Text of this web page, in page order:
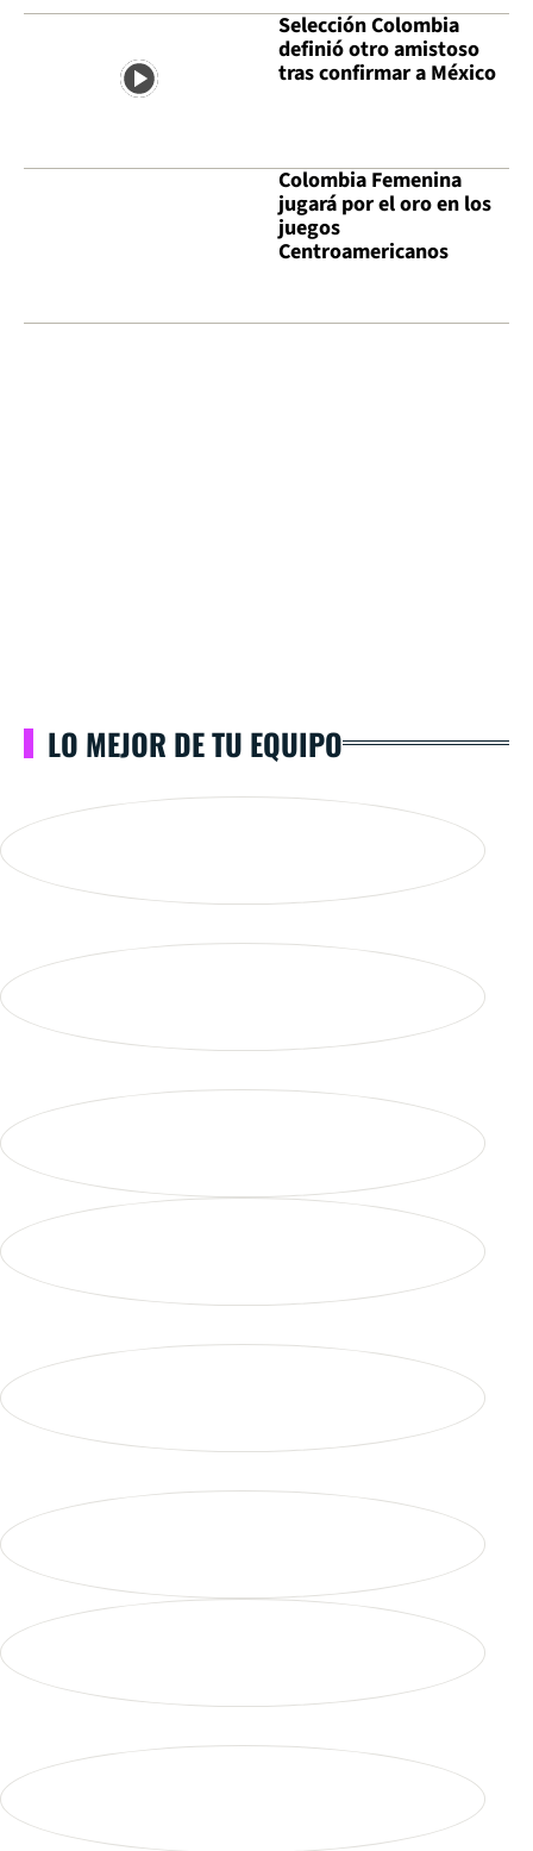
Selección Colombia
definió otro amistoso
tras confirmar a México
Colombia Femenina
jugará por el oro en los
juegos
Centroamericanos
LO MEJOR DE TU EQUIPO